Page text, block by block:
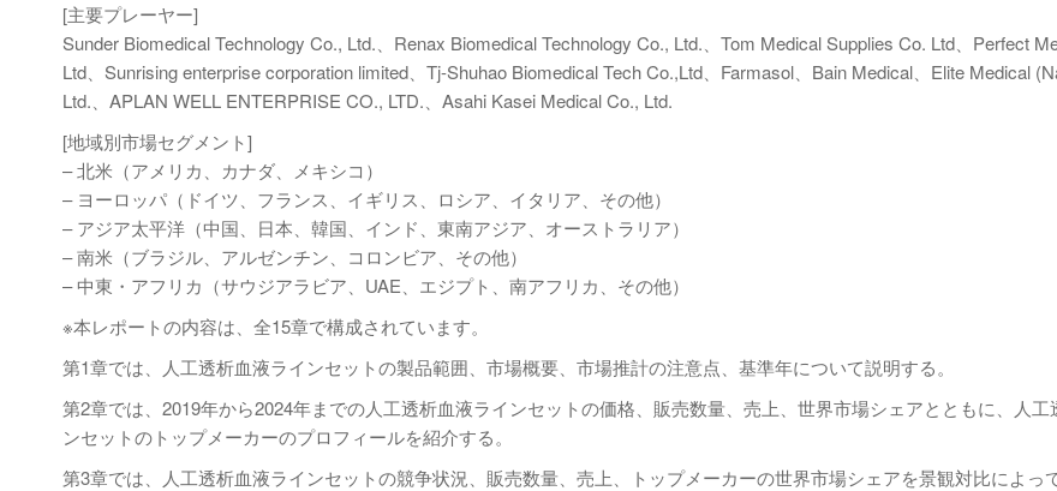
[主要プレーヤー]
Sunder Biomedical Technology Co., Ltd.、Renax Biomedical Technology Co., Ltd.、Tom Medical Supplies Co. Ltd、Perfect
Ltd、Sunrising enterprise corporation limited、Tj-Shuhao Biomedical Tech Co.,Ltd、Farmasol、Bain Medical、Elite Medical
Ltd.、APLAN WELL ENTERPRISE CO., LTD.、Asahi Kasei Medical Co., Ltd.
[地域別市場セグメント]
– 北米（アメリカ、カナダ、メキシコ）
– ヨーロッパ（ドイツ、フランス、イギリス、ロシア、イタリア、その他）
– アジア太平洋（中国、日本、韓国、インド、東南アジア、オーストラリア）
– 南米（ブラジル、アルゼンチン、コロンビア、その他）
– 中東・アフリカ（サウジアラビア、UAE、エジプト、南アフリカ、その他）
※本レポートの内容は、全15章で構成されています。
第1章では、人工透析血液ラインセットの製品範囲、市場概要、市場推計の注意点、基準年について説明する。
第2章では、2019年から2024年までの人工透析血液ラインセットの価格、販売数量、売上、世界市場シェアとともに、人工
ンセットのトップメーカーのプロフィールを紹介する。
第3章では、人工透析血液ラインセットの競争状況、販売数量、売上、トップメーカーの世界市場シェアを景観対比によっ